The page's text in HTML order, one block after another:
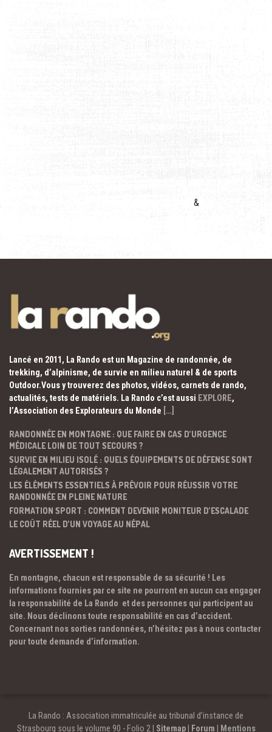
&
Lancé en 2011, La Rando est un Magazine de randonnée, de
trekking, d’alpinisme, de survie en milieu naturel & de sports
Outdoor.Vous y trouverez des photos, vidéos, carnets de rando,
actualités, tests de matériels. La Rando c’est aussi EXPLORE,
l’Association des Explorateurs du Monde […]
RANDONNÉE EN MONTAGNE : QUE FAIRE EN CAS D’URGENCE
MÉDICALE LOIN DE TOUT SECOURS ?
SURVIE EN MILIEU ISOLÉ : QUELS ÉQUIPEMENTS DE DÉFENSE SONT
LÉGALEMENT AUTORISÉS ?
LES ÉLÉMENTS ESSENTIELS À PRÉVOIR POUR RÉUSSIR VOTRE
RANDONNÉE EN PLEINE NATURE
FORMATION SPORT : COMMENT DEVENIR MONITEUR D’ESCALADE
LE COÛT RÉEL D’UN VOYAGE AU NÉPAL
AVERTISSEMENT !
En montagne, chacun est responsable de sa sécurité ! Les
informations fournies par ce site ne pourront en aucun cas engager
la responsabilité de La Rando et des personnes qui participent au
site. Nous déclinons toute responsabilité en cas d’accident.
Concernant nos sorties randonnées, n’hésitez pas à nous contacter
pour toute demande d’information.
La Rando : Association immatriculée au tribunal d’instance de
Strasbourg sous le volume 90 - Folio 2 | Sitemap| Forum Mentions